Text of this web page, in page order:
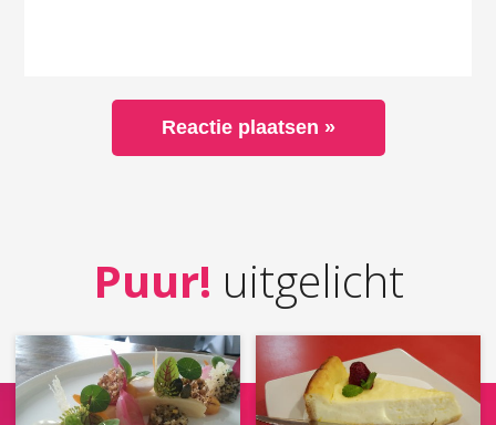
Puur! uitgelicht